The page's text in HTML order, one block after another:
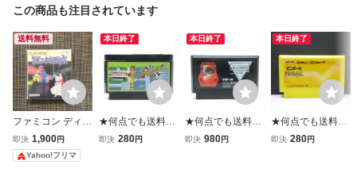
この商品も注目されています
送料無料
ファミコン ディス
クシステム 謎の村
雨城(中古)
即決 1,900円
Yahoo!フリマ
本日終了
★何点でも送料１
８５円★ ファミリ
即決 280円
本日終了
★何点でも送料１
８５円★ ハイウェ
即決 980円
本日終了
★何点でも送料１
８５円★ ピンボー
即決 280円